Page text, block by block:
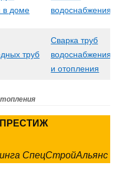
в доме
водоснабжения
труб
Сварка труб
водоснабжения
и отопления
СпецСтройАльянс